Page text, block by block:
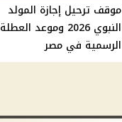
موقف ترحيل إجازة المولد
النبوي 2026 وموعد العطلة
الرسمية في مصر